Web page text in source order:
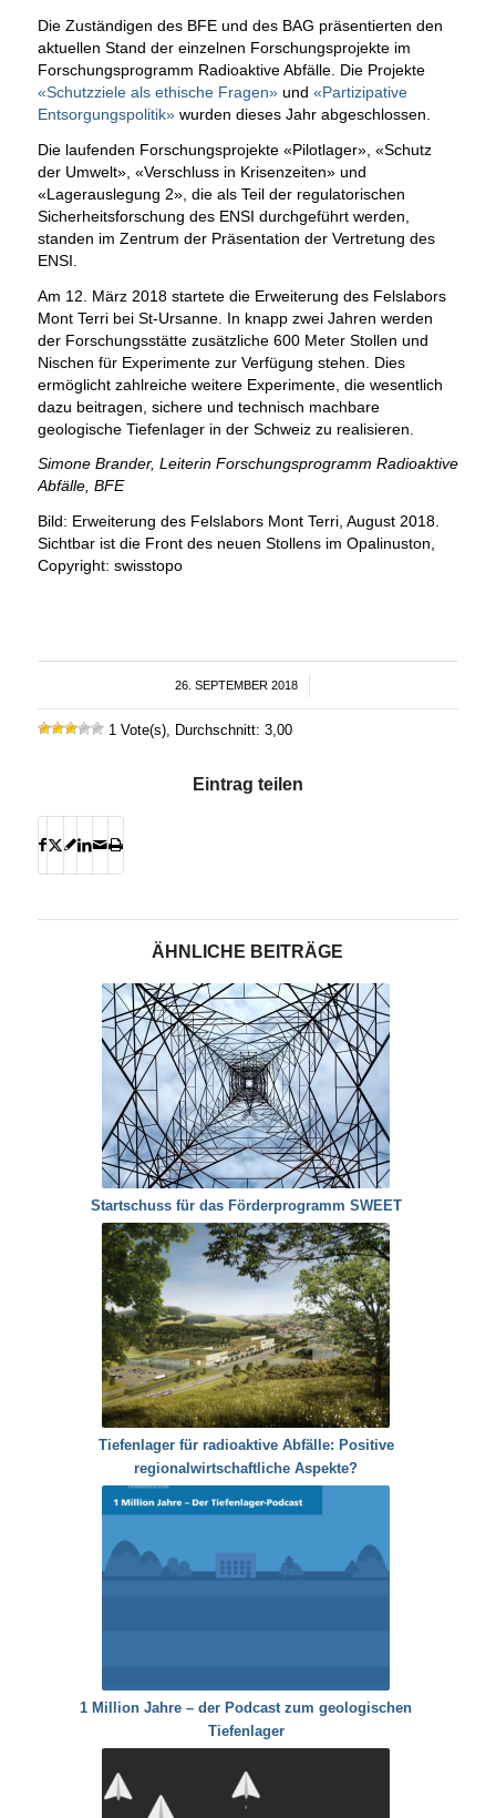
Die Zuständigen des BFE und des BAG präsentierten den
aktuellen Stand der einzelnen Forschungsprojekte im
Forschungsprogramm Radioaktive Abfälle. Die Projekte
«Schutzziele als ethische Fragen»und «Partizipative
Entsorgungspolitik»wurden dieses Jahr abgeschlossen.
Die laufenden Forschungsprojekte «Pilotlager», «Schutz
der Umwelt», «Verschluss in Krisenzeiten» und
«Lagerauslegung 2», die als Teil der regulatorischen
Sicherheitsforschung des ENSI durchgeführt werden,
standen im Zentrum der Präsentation der Vertretung des
ENSI.
Am 12. März 2018 startete die Erweiterung des Felslabors
Mont Terri bei St-Ursanne. In knapp zwei Jahren werden
der Forschungsstätte zusätzliche 600 Meter Stollen und
Nischen für Experimente zur Verfügung stehen. Dies
ermöglicht zahlreiche weitere Experimente, die wesentlich
dazu beitragen, sichere und technisch machbare
geologische Tiefenlager in der Schweiz zu realisieren.
Simone Brander, Leiterin Forschungsprogramm Radioaktive
Abfälle, BFE
Bild: Erweiterung des Felslabors Mont Terri, August 2018.
Sichtbar ist die Front des neuen Stollens im Opalinuston,
Copyright: swisstopo
26. SEPTEMBER 2018
/
1 Vote(s), Durchschnitt: 3,00
Eintrag teilen
ÄHNLICHE BEITRÄGE
Startschuss für das Förderprogramm SWEET
Tiefenlager für radioaktive Abfälle: Positive
regionalwirtschaftliche Aspekte?
1 Million Jahre – der Podcast zum geologischen
Tiefenlager